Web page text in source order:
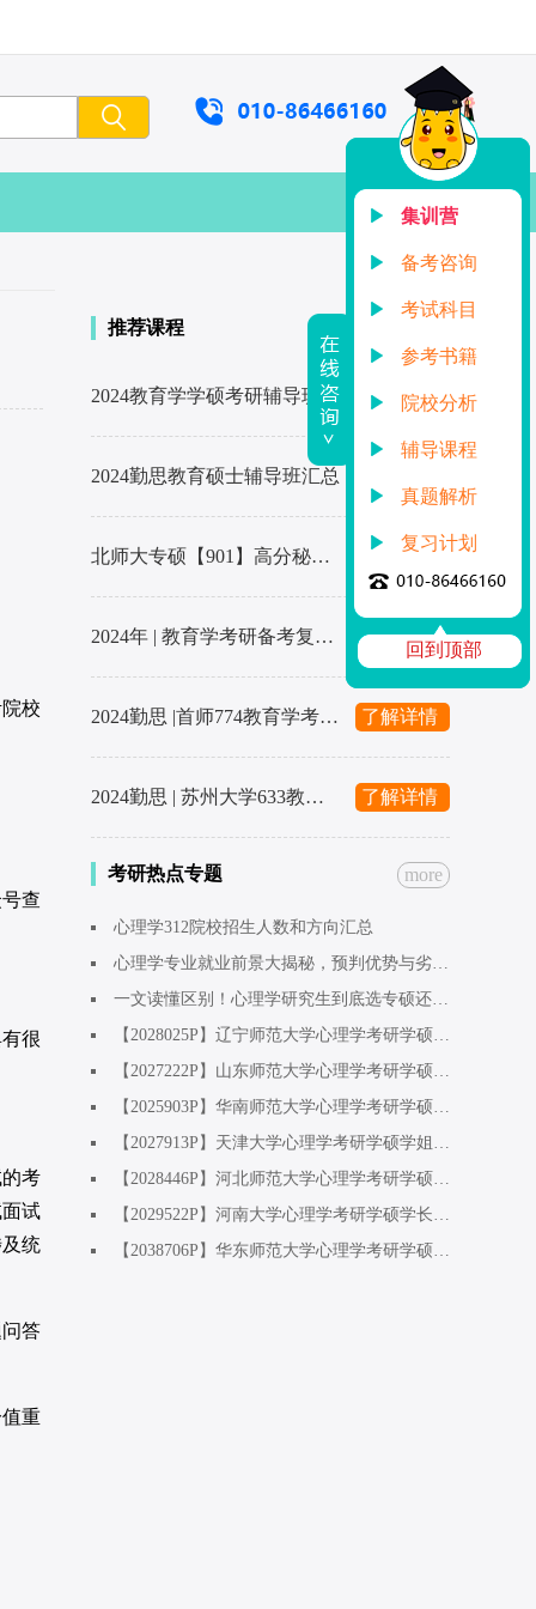
校
查
很
考
试
统
答
重
推荐课程
2024教育学学硕考研辅导班汇总 了解详情
2024勤思教育硕士辅导班汇总
北师大专硕【901】高分秘籍来了！ 了解详情
2024年 | 教育学考研备考复习计划 了解详情
2024勤思 |首师774教育学考研辅导全新升级上线啦～1480起 了解详情
2024勤思 | 苏州大学633教育学考研辅导全新升级上线啦～1480起 了解详情
考研热点专题 more
心理学312院校招生人数和方向汇总
心理学专业就业前景大揭秘，预判优势与劣势。
一文读懂区别！心理学研究生到底选专硕还是学硕呢？
【2028025P】辽宁师范大学心理学考研学硕应用心理学方向学姐：早点开始准备！心态会稳
【2027222P】山东师范大学心理学考研学硕应用心理方向学姐：考研是最开心的一段时光
【2025903P】华南师范大学心理学考研学硕基础心理学方向学姐：上天不会辜负为梦想奋斗的人
【2027913P】天津大学心理学考研学硕学姐（调剂上岸）：人工智能专业跨考，初试410+
【2028446P】河北师范大学心理学考研学硕基础方向学姐：双非二战上岸，复试逆袭上岸
【2029522P】河南大学心理学考研学硕学长：专业课260+，一战成硕
【2038706P】华东师范大学心理学考研学硕发教方向学姐：工作两年后考研上岸，专业课260+
集训营
备考咨询
考试科目
参考书籍
院校分析
辅导课程
真题解析
复习计划
回到顶部